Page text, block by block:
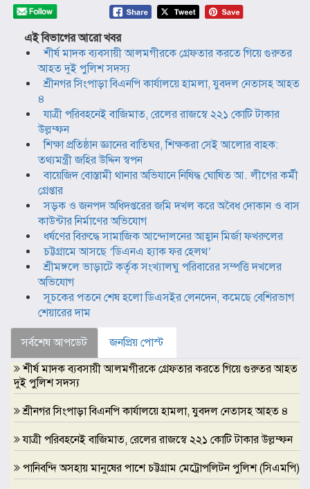
এই বিভাগের আরো খবর
শীর্ষ মাদক ব্যবসায়ী আলমগীরকে গ্রেফতার করতে গিয়ে গুরুতর
আহত দুই পুলিশ সদস্য
শ্রীনগর সিংপাড়া বিএনপি কার্যালয়ে হামলা, যুবদল নেতাসহ আহত
৪
যাত্রী পরিবহনেই বাজিমাত, রেলের রাজস্বে ২২১ কোটি টাকার
উল্লম্ফন
শিক্ষা প্রতিষ্ঠান জ্ঞানের বাতিঘর, শিক্ষকরা সেই আলোর বাহক:
তথ্যমন্ত্রী জহির উদ্দিন স্বপন
বায়েজিদ বোস্তামী থানার অভিযানে নিষিদ্ধ ঘোষিত আ. লীগের কর্মী
গ্রেপ্তার
সড়ক ও জনপদ অধিদপ্তরের জমি দখল করে অবৈধ দোকান ও বাস
কাউন্টার নির্মাণের অভিযোগ
ধর্ষণের বিরুদ্ধে সামাজিক আন্দোলনের আহ্বান মির্জা ফখরুলের
চট্টগ্রামে আসছে ‘ডিএনএ হ্যাক ফর হেলথ’
শ্রীমঙ্গলে ভাড়াটে কর্তৃক সংখ্যালঘু পরিবারের সম্পত্তি দখলের
অভিযোগ
সূচকের পতনে শেষ হলো ডিএসইর লেনদেন, কমেছে বেশিরভাগ
শেয়ারের দাম
সর্বশেষ আপডেট
জনপ্রিয় পোস্ট
শীর্ষ মাদক ব্যবসায়ী আলমগীরকে গ্রেফতার করতে গিয়ে গুরুতর আহত
দুই পুলিশ সদস্য
শ্রীনগর সিংপাড়া বিএনপি কার্যালয়ে হামলা, যুবদল নেতাসহ আহত ৪
যাত্রী পরিবহনেই বাজিমাত, রেলের রাজস্বে ২২১ কোটি টাকার উল্লম্ফন
পানিবন্দি অসহায় মানুষের পাশে চট্টগ্রাম মেট্রোপলিটন পুলিশ (সিএমপি)